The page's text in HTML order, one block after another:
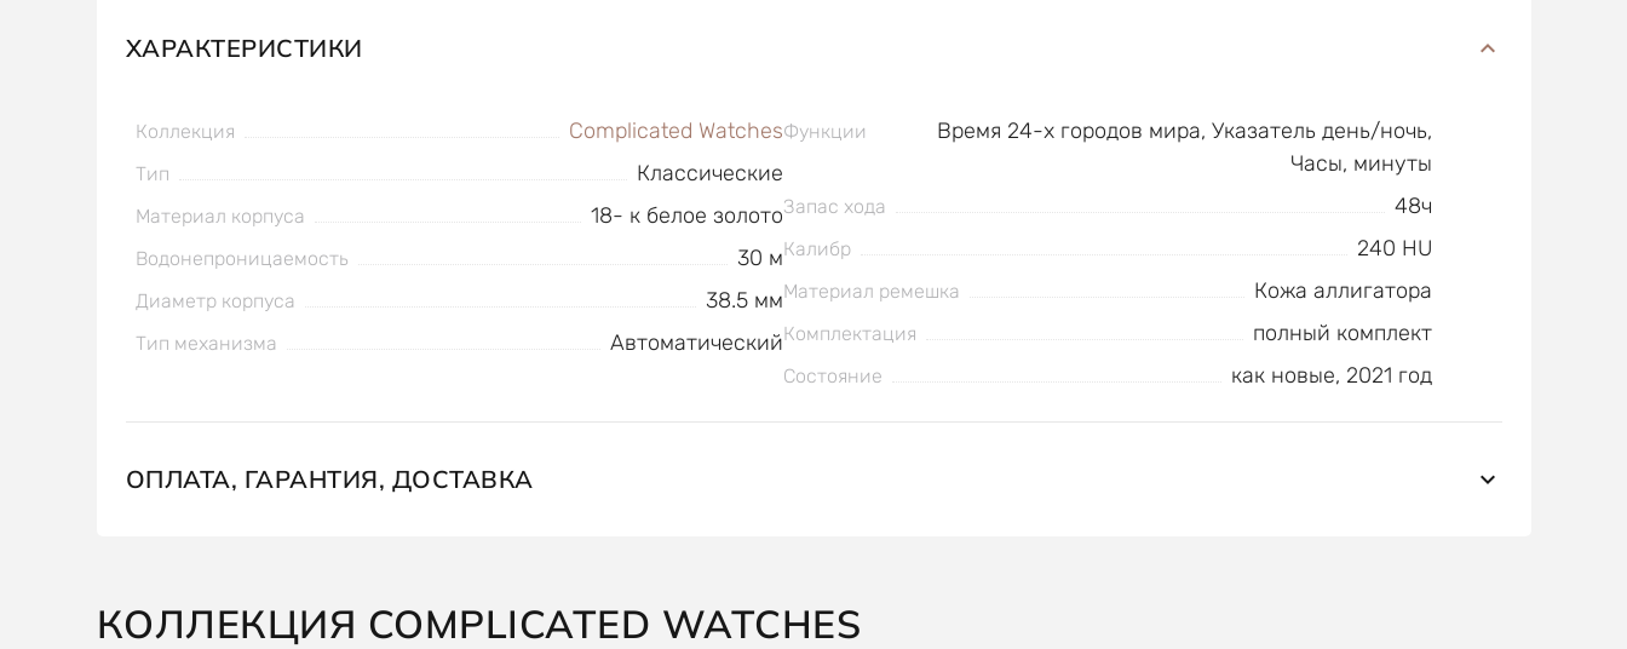
ХАРАКТЕРИСТИКИ
Коллекция Complicated Watches
Тип Классические
Материал корпуса 18- к белое золото
Водонепроницаемость 30 м
Диаметр корпуса 38.5 мм
Тип механизма Автоматический
Функции
Время 24-х городов мира, Указатель день/ночь,
Часы, минуты
Запас хода 48ч
Калибр 240 HU
Материал ремешка Кожа аллигатора
Комплектация полный комплект
Состояние как новые, 2021 год
ОПЛАТА, ГАРАНТИЯ, ДОСТАВКА
КОЛЛЕКЦИЯ COMPLICATED WATCHES